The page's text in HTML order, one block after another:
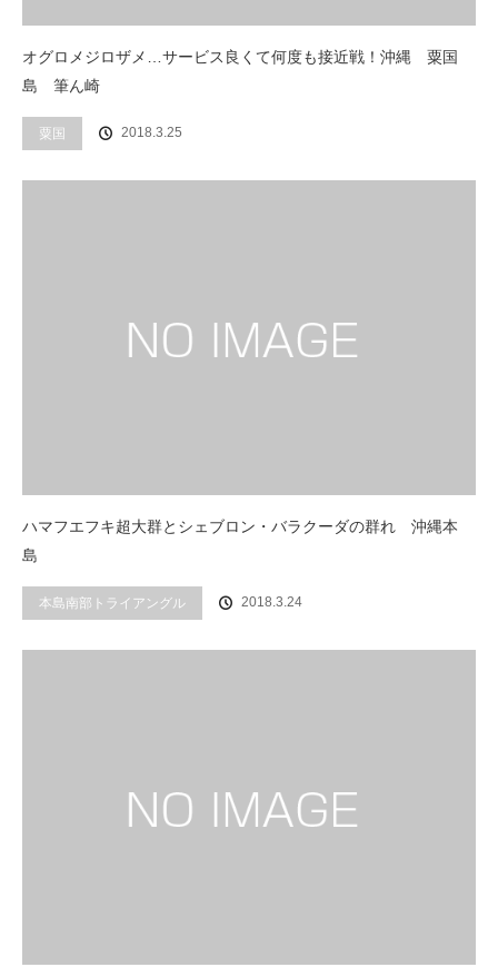
オグロメジロザメ…サービス良くて何度も接近戦！沖縄 粟国
島 筆ん崎
粟国 2018.3.25
ハマフエフキ超大群とシェブロン・バラクーダの群れ 沖縄本
島
本島南部トライアングル 2018.3.24